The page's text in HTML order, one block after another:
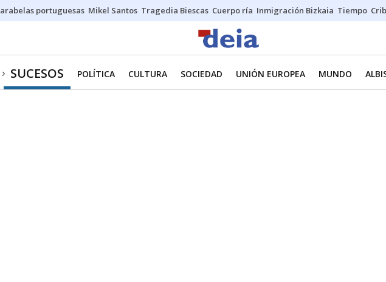
portuguesas Mikel Santos Tragedia Biescas Cuerpo ría Inmigración Bizkaia Tiempo
SUCESOS POLÍTICA CULTURA SOCIEDAD UNIÓN EUROPEA MUNDO